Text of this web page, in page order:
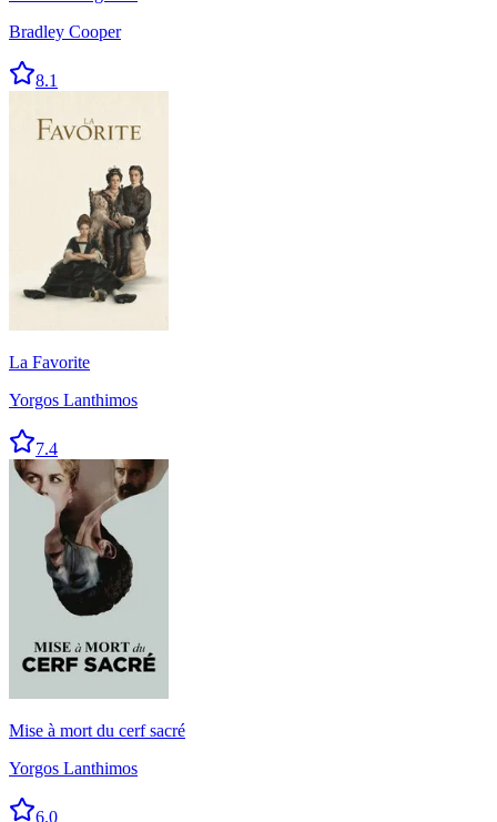
Bradley Cooper
8.1
La Favorite
Yorgos Lanthimos
7.4
Mise à mort du cerf sacré
Yorgos Lanthimos
6.0